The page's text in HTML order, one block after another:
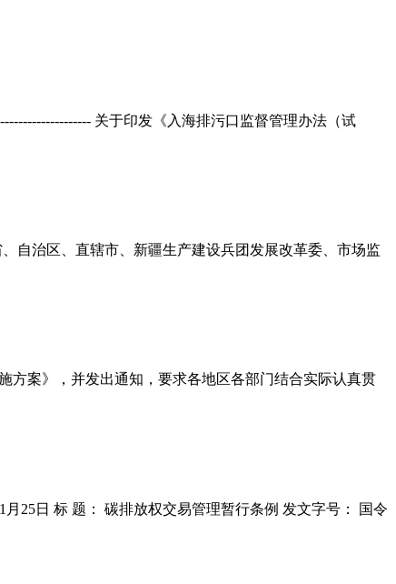
关于印发《入海排污口监督管理办法（试
自治区、直辖市、新疆生产建设兵团发展改革委、市场监
方案》，并发出通知，要求各地区各部门结合实际认真贯
月25日 标 题： 碳排放权交易管理暂行条例 发文字号： 国令